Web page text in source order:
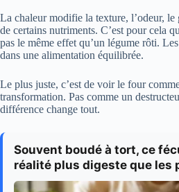
La chaleur modifie la texture, l’odeur, le
de certains nutriments. C’est pour cela
pas le même effet qu’un légume rôti.
dans une alimentation équilibrée.
Le plus juste, c’est de voir le four
transformation. Pas comme un
différence change tout.
Souvent boudé à tort, ce
réalité plus digeste que les